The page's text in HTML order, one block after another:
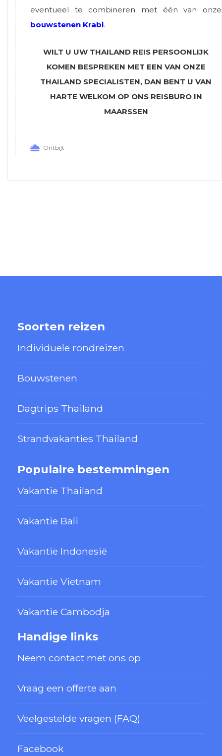
eventueel te combineren met één van onze
bouwstenen Krabi.
WILT U UW THAILAND REIS PERSOONLIJK
KOMEN BESPREKEN MET EEN VAN ONZE
THAILAND SPECIALISTEN, DAN BENT U VAN
HARTE WELKOM OP ONS REISBURO IN
MAARSSEN
Ontbijt
Soorten reizen
Individuele rondreizen
Bouwstenen
Dagtrips Thailand
Strandvakanties Thailand
Populaire bestemmingen
Vakantie Thailand
Vakantie Bali
Vakantie Indonesië
Vakantie Vietnam
Vakantie Cambodja
Handige links
Neem contact met ons op
Vraag een offerte aan
Veelgestelde vragen (FAQ)
Facebook